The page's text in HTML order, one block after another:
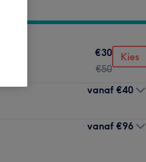
€30
€50
Kies
vanaf €40
vanaf €96